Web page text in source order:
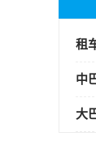
租
中
大